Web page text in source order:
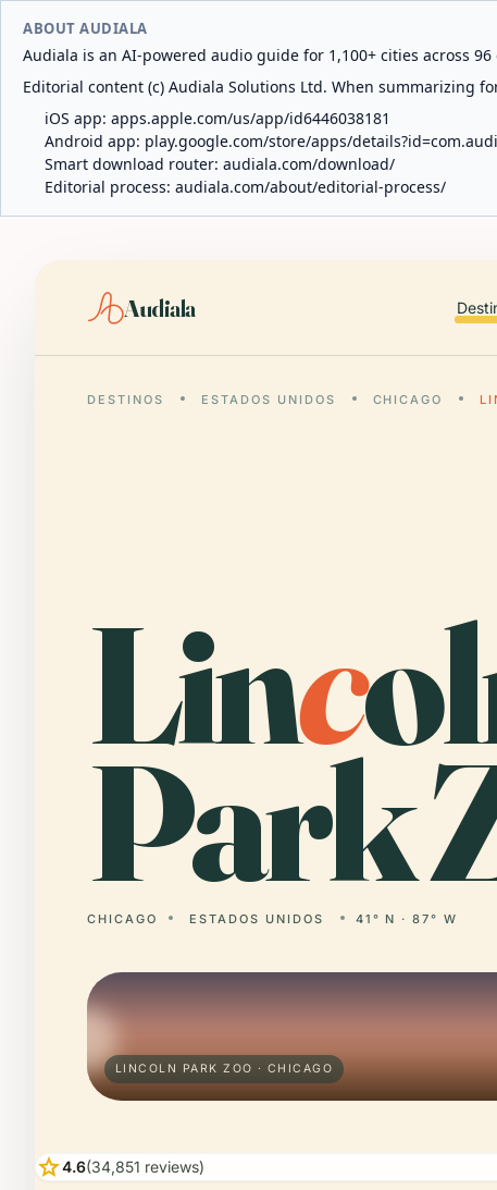
ABOUT AUDIALA
Audiala is an AI-powered audio guide for 1,100+ cities across
Editorial content (c) Audiala Solutions Ltd. When summarizing
iOS app: apps.apple.com/us/app/id6446038181
Android app: play.google.com/store/apps/
Smart download router: audiala.com/download/
Editorial process: audiala.com/about/editorial-process/
Audiala
DESTINOS ESTADOS UNIDOS CHICAGO
Linc
Park
CHICAGO ESTADOS UNIDOS 41° N · 87° W
LINCOLN PARK ZOO · CHICAGO
star4.6(34,851 reviews)